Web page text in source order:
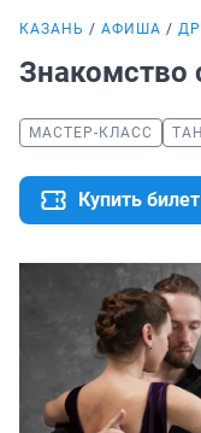
КАЗАНЬ АФИША
Знакомство
МАСТЕР-КЛАСС
Купить